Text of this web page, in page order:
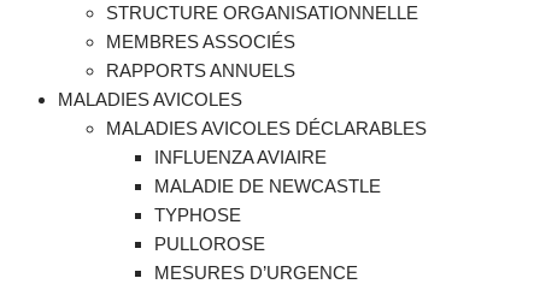
STRUCTURE ORGANISATIONNELLE
MEMBRES ASSOCIÉS
RAPPORTS ANNUELS
MALADIES AVICOLES
MALADIES AVICOLES DÉCLARABLES
INFLUENZA AVIAIRE
MALADIE DE NEWCASTLE
TYPHOSE
PULLOROSE
MESURES D’URGENCE